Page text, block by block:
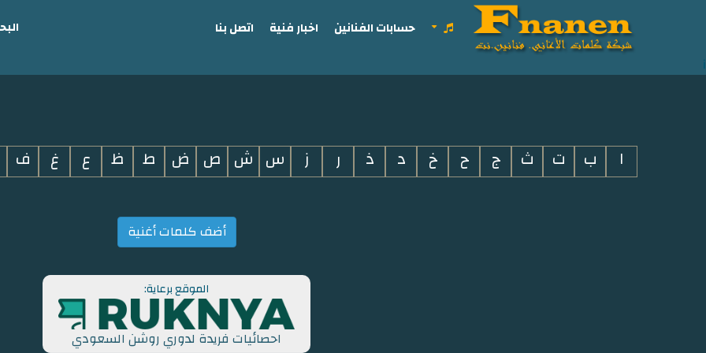
i
حسابات الفنانين اخبار فنية اتصل بنا
ا ب ت ث ج ح خ د ذ ر ز س ش ص ض ط ظ ع غ ف
أضف كلمات أغنية
الموقع برعاية:
احصائيات فريدة لدوري روشن السعودي